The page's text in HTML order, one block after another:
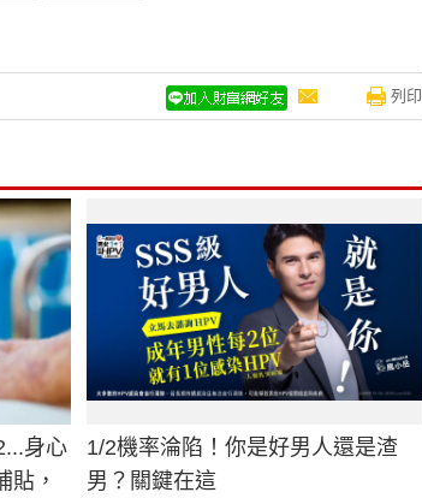
列印
身心
貼，
1/2機率淪陷！你是好男人還是渣
男？關鍵在這